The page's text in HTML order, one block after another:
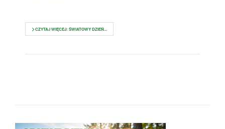
CZYTAJ WIĘCEJ: ŚWIATOWY DZIEŃ...